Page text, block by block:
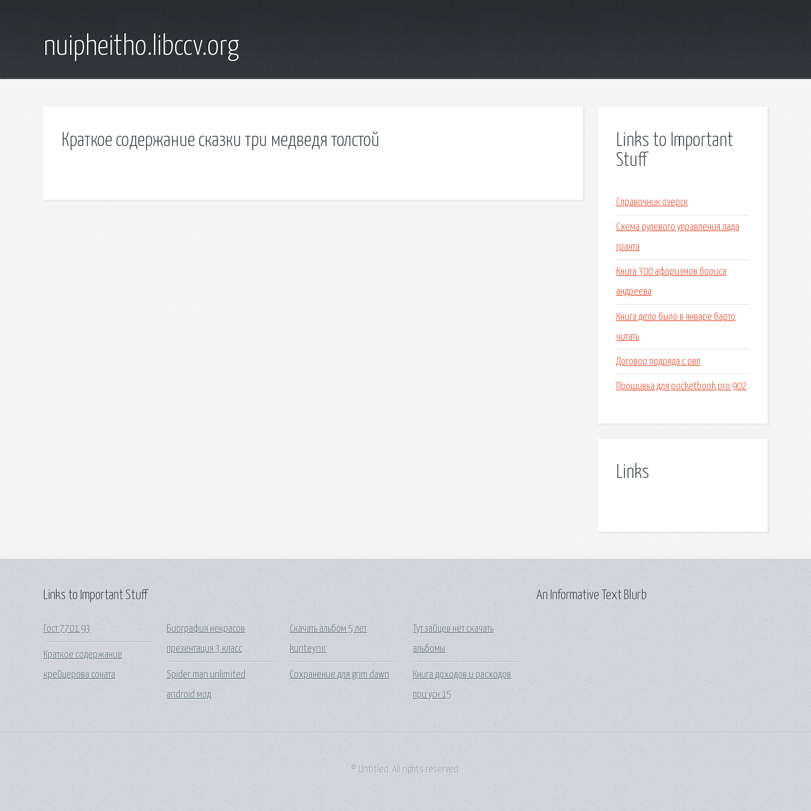
nuipheitho.libccv.org
Краткое содержание сказки три медведя толстой
Links to Important
Stuff
Справочник озерск
Схема рулевого управления лада
гранта
Книга 300 афоризмов бориса
андреева
Книга дело было в январе барто
читать
Договор подряда с рвп
Прошивка для pocketbook pro 902
Links
Links to Important Stuff
Гост 7701 93
Краткое содержание
крейцерова соната
Биография некрасов
презентация 3 класс
Spider man unlimited
android мод
Скачать альбом 5 лет
kunteynir
Сохранение для grim dawn
Тут зайцев нет скачать
альбомы
Книга доходов и расходов
при усн 15
An Informative Text Blurb
© Untitled. All rights reserved.